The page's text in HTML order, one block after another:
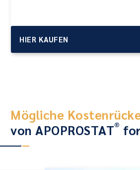
HIER KAUFEN
Mögliche
von APOPROSTAT®